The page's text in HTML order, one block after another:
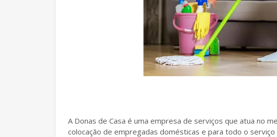
A Donas de Casa é uma empresa de serviços que atua no
colocação de empregadas domésticas e para todo o